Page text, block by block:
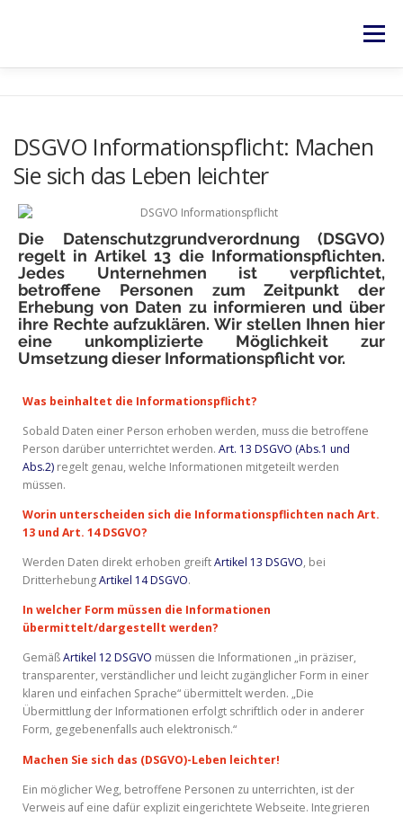
Menü
RECHTLICHES
DSGVO Informationspflicht: Machen
Sie sich das Leben leichter
Die Datenschutzgrundverordnung (DSGVO)
regelt in Artikel 13 die Informationspflichten.
Jedes Unternehmen ist verpflichtet,
betroffene Personen zum Zeitpunkt der
Erhebung von Daten zu informieren und über
ihre Rechte aufzuklären. Wir stellen Ihnen hier
eine unkomplizierte Möglichkeit zur
Umsetzung dieser Informationspflicht vor.
Was beinhaltet die Informationspflicht?
Sobald Daten einer Person erhoben werden, muss die betroffene
Person darüber unterrichtet werden. Art. 13 DSGVO (Abs.1 und
Abs.2) regelt genau, welche Informationen mitgeteilt werden
müssen.
Worin unterscheiden sich die Informationspflichten nach Art.
13 und Art. 14 DSGVO?
Werden Daten direkt erhoben greiftArtikel 13 DSGVO, bei
DritterhebungArtikel 14 DSGVO.
In welcher Form müssen die Informationen
übermittelt/dargestellt werden?
GemäßArtikel 12 DSGVO müssen die Informationen „in präziser,
transparenter, verständlicher und leicht zugänglicher Form in einer
klaren und einfachen Sprache“ übermittelt werden. „Die
Übermittlung der Informationen erfolgt schriftlich oder in anderer
Form, gegebenenfalls auch elektronisch.“
Machen Sie sich das (DSGVO)-Leben leichter!
Ein möglicher Weg, betroffene Personen zu unterrichten, ist der
Verweis auf eine dafür explizit eingerichtete Webseite. Integrieren